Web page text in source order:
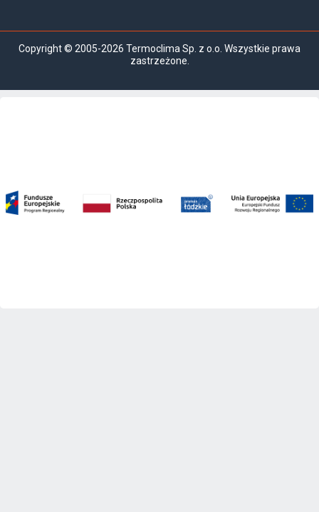
Copyright © 2005-2026 Termoclima Sp. z o.o. Wszystkie prawa
zastrzeżone.